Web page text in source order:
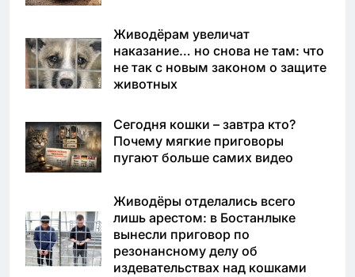
Живодёрам увеличат
наказание… но снова не там: что
не так с новым законом о защите
животных
Сегодня кошки – завтра кто?
Почему мягкие приговоры
пугают больше самих видео
Живодёры отделались всего
лишь арестом: в Бостанлыке
вынесли приговор по
резонансному делу об
издевательствах над кошками